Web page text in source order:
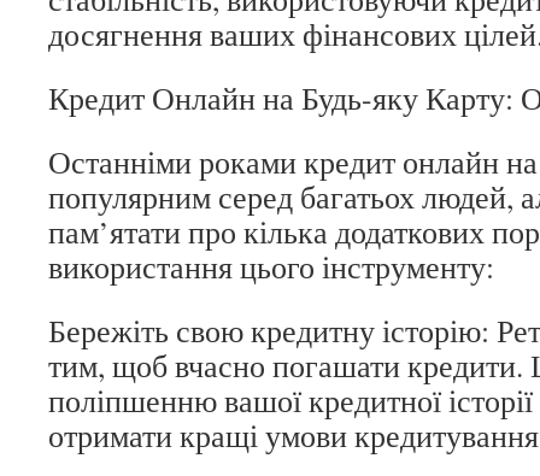
досягнення ваших фінансових
Кредит Онлайн на Будь-яку Карту:
Останніми роками кредит онлайн
популярним серед багатьох людей,
пам’ятати про кілька додаткових
використання цього інструменту:
Бережіть свою кредитну історію:
тим, щоб вчасно погашати кредити.
поліпшенню вашої кредитної історії
отримати кращі умови